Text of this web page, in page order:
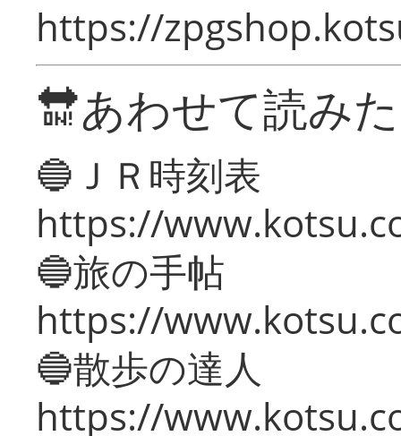
https://
🔛あわせて読み
🔵ＪＲ時刻表
https://
🔵旅の手帖
https://
🔵散歩の達人
https://